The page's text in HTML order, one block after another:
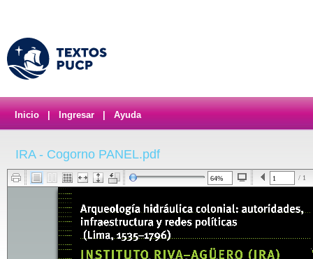
Inicio Ingresar Ayuda
IRA - Cogorno PANEL.pdf
/ 1